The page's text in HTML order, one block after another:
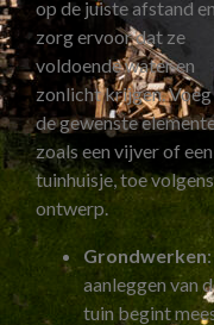
op de juiste afstand en
zorg ervoor dat ze
voldoende water en
zonlicht krijgen.
de gewenste
zoals een vijver of een
tuinhuisje, toe
ontwerp.
Grondwerken
aanleggen van
tuin begint